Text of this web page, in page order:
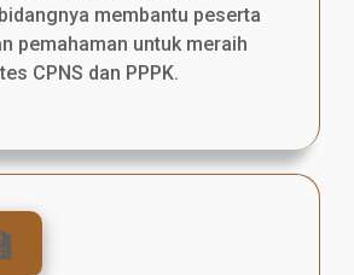
membantu peserta
pemahaman untuk meraih
CPNS dan PPPK.